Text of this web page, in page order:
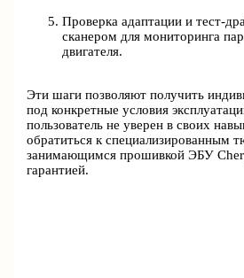
Проверка адаптации и тест-
сканером для мониторинга
двигателя.
Эти шаги позволяют получить
под конкретные условия
пользователь не уверен в своих
обратиться к специализированным
занимающимся прошивкой ЭБУ
гарантией.